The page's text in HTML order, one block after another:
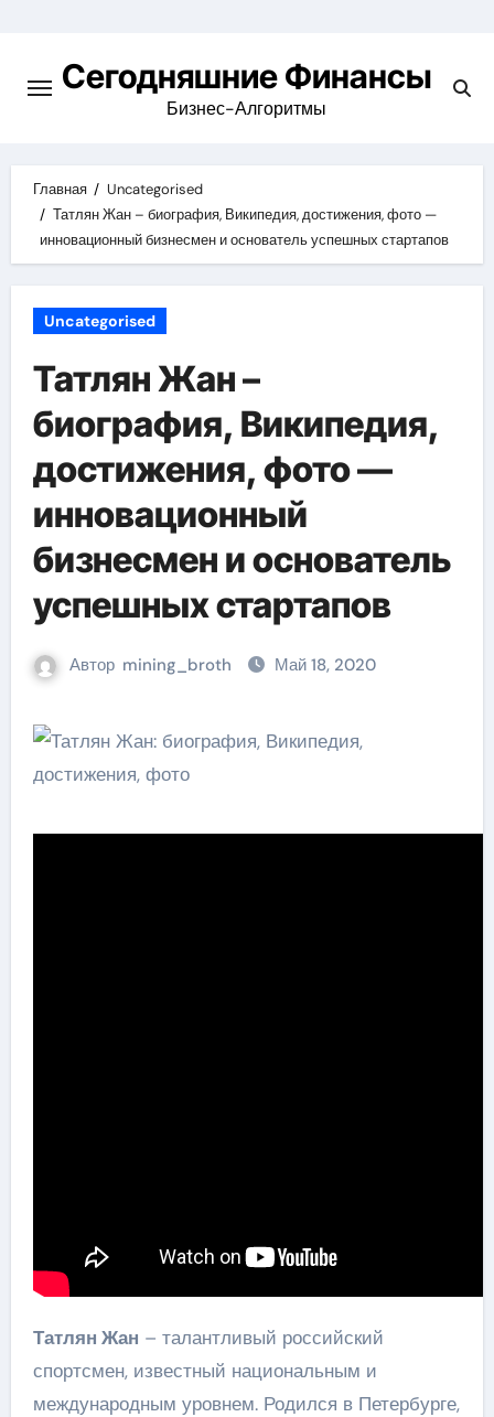
содержимомуСегодняшние Финансы
Бизнес-Алгоритмы
Главная
Uncategorised
Татлян Жан – биография, Википедия, достижения, фото —
инновационный бизнесмен и основатель успешных стартапов
Uncategorised
Татлян Жан –
биография, Википедия,
достижения, фото —
инновационный
бизнесмен и основатель
успешных стартапов
Автор mining_broth Май 18, 2020
Татлян Жан – талантливый российский
спортсмен, известный национальным и
международным уровнем. Родился в Петербурге,